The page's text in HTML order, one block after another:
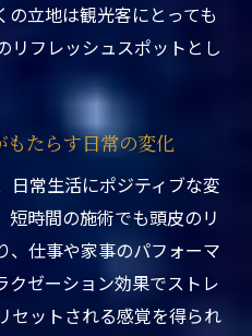
ドスパ体験プランを提
スパ駅近くで日常疲労
のヘッドスパ体験プラ
スパ駅近くで気軽に癒
駅近くヘッドスパ体験
の立地は観光客にとっても
リフレッシュスポットとし
たらす日常の変化
日常生活にポジティブな変
時間の施術でも頭皮のリ
、仕事や家事のパフォーマ
クゼーション効果でストレ
セットされる感覚を得られ